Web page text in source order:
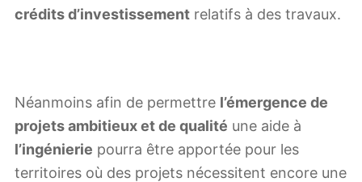
crédits d’investissement relatifs à des travaux.
Néanmoins afin de permettre l’émergence de
projets ambitieux et de qualité une aide à
l’ingénierie pourra être apportée pour les
territoires où des projets nécessitent encore une